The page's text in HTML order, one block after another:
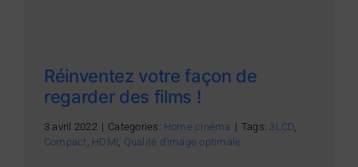
Réinventez votre façon de
regarder des films !
3 avril 2022 | Categories: Home cinéma | Tags: 3LCD
Compact HDMI Qualité d'image optimale